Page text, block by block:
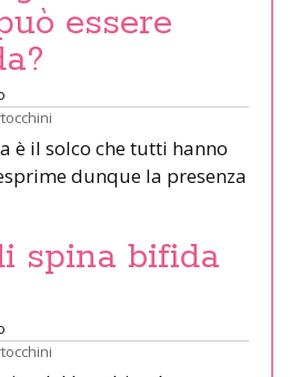
essere
è il solco che tutti hanno
dunque la presenza
spina bifida